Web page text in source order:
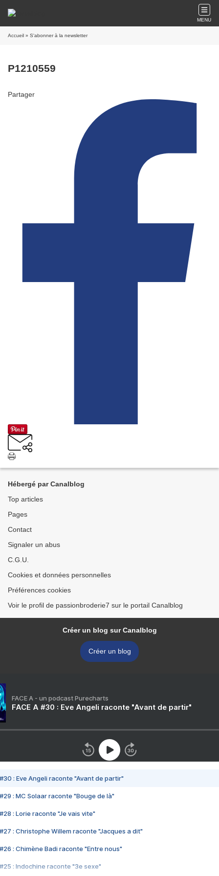
MENU
Accueil » S'abonner à la newsletter
P1210559
Partager
Hébergé par Canalblog
Top articles
Pages
Contact
Signaler un abus
C.G.U.
Cookies et données personnelles
Préférences cookies
Voir le profil de passionbroderie7 sur le portail Canalblog
Créer un blog sur Canalblog
Créer un blog
FACE A - un podcast Purecharts
FACE A #30 : Eve Angeli raconte "Avant de partir"
#30 : Eve Angeli raconte "Avant de partir"
#29 : MC Solaar raconte "Bouge de là"
#28 : Lorie raconte "Je vais vite"
#27 : Christophe Willem raconte "Jacques a dit"
#26 : Chimène Badi raconte "Entre nous"
#25 : Indochine raconte "3e sexe"